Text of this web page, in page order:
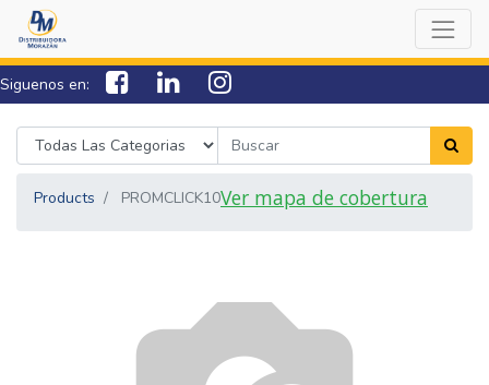
Siguenos en:
7538-0000 sac@lamorazan.com
Products PROMCLICK10Ver mapa de cobertura